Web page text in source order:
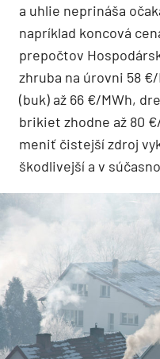
a uhlie neprináša
napríklad koncová
prepočtov
zhruba na úrovni 58
(buk) až 66 €/MWh,
brikiet zhodne až 80
meniť čistejší zdroj
škodlivejší a v